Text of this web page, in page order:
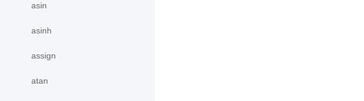
asin
asinh
assign
atan